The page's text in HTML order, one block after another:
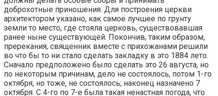
доброхотные приношения. Для построения церкви
архитектором указано, как самое лучшее по грунту
земли то место, где стояла церковь, существовавшая
ранее ныне существующей. Покончив, таким образом,
пререкания, священник вместе с прихожанами решили
во что бы то ни стало сделать закладку в это 1884 лето.
Сначало предположено было сделать это 26 августа, но
по некоторым причинам, дело не состоялось, потом 1-го
октября, но тоже, не состоялось; наконец назначено 7
октября. С 4-го по 7-е была такая ненастная погода, что